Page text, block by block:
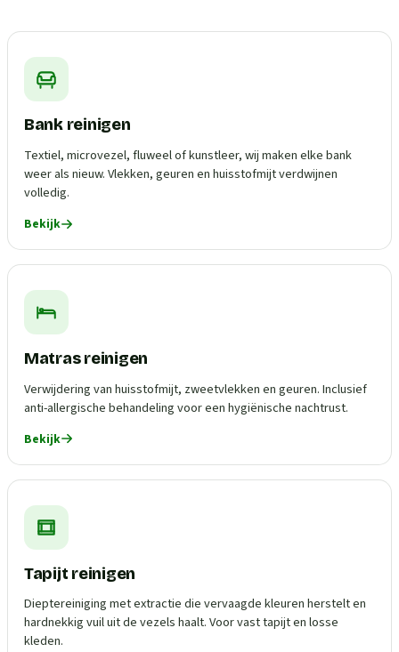
Bank reinigen
Textiel, microvezel, fluweel of kunstleer, wij maken elke bank
weer als nieuw. Vlekken, geuren en huisstofmijt verdwijnen
volledig.
Bekijk
Matras reinigen
Verwijdering van huisstofmijt, zweetvlekken en geuren. Inclusief
anti-allergische behandeling voor een hygiënische nachtrust.
Bekijk
Tapijt reinigen
Dieptereiniging met extractie die vervaagde kleuren herstelt en
hardnekkig vuil uit de vezels haalt. Voor vast tapijt en losse
kleden.